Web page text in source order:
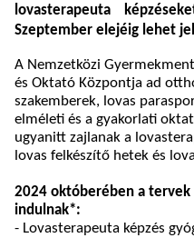
lovasterapeuta
Szeptember elejéig lehet
A Nemzetközi
és Oktató Központja ad
szakemberek, lovas
elméleti és a gyakorlati
ugyanitt zajlanak a
lovas felkészítő hetek és
2024 októberében a tervek
indulnak*:
- Lovasterapeuta képzés